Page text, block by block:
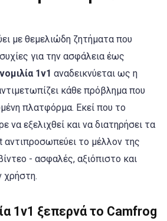
με θεμελιώδη ζητήματα που
για την ασφάλεια έως
1v1 αναδεικνύεται ως η
κάθε πρόβλημα που
πλατφόρμα. Εκεί που το
να εξελιχθεί και να διατηρήσει τα
αντιπροσωπεύει το μέλλον της
- ασφαλές, αξιόπιστο και
χρήστη.
1v1 ξεπερνά το Camfrog